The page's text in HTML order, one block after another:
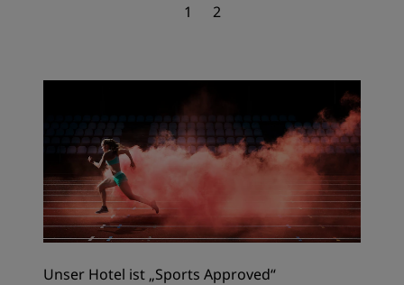
1 2
Unser Hotel ist „Sports Approved“